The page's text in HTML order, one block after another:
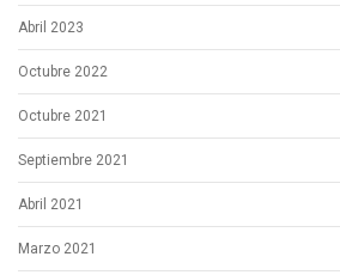
Abril 2023
Octubre 2022
Octubre 2021
Septiembre 2021
Abril 2021
Marzo 2021